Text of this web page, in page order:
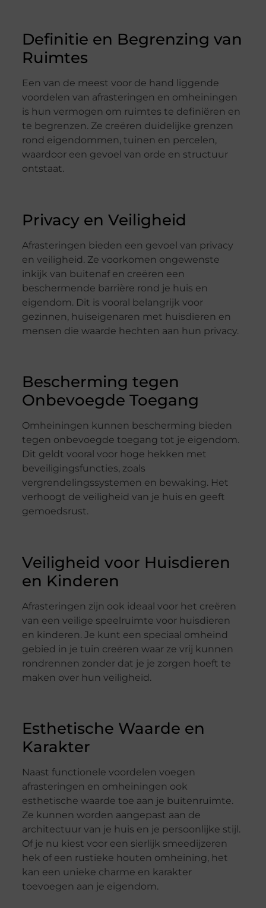
Definitie en Begrenzing van
Ruimtes
Een van de meest voor de hand liggende
voordelen van afrasteringen en omheiningen
is hun vermogen om ruimtes te definiëren en
te begrenzen. Ze creëren duidelijke grenzen
rond eigendommen, tuinen en percelen,
waardoor een gevoel van orde en structuur
ontstaat.
Privacy en Veiligheid
Afrasteringen bieden een gevoel van privacy
en veiligheid. Ze voorkomen ongewenste
inkijk van buitenaf en creëren een
beschermende barrière rond je huis en
eigendom. Dit is vooral belangrijk voor
gezinnen, huiseigenaren met huisdieren en
mensen die waarde hechten aan hun privacy.
Bescherming tegen
Onbevoegde Toegang
Omheiningen kunnen bescherming bieden
tegen onbevoegde toegang tot je eigendom.
Dit geldt vooral voor hoge hekken met
beveiligingsfuncties, zoals
vergrendelingssystemen en bewaking. Het
verhoogt de veiligheid van je huis en geeft
gemoedsrust.
Veiligheid voor Huisdieren
en Kinderen
Afrasteringen zijn ook ideaal voor het creëren
van een veilige speelruimte voor huisdieren
en kinderen. Je kunt een speciaal omheind
gebied in je tuin creëren waar ze vrij kunnen
rondrennen zonder dat je je zorgen hoeft te
maken over hun veiligheid.
Esthetische Waarde en
Karakter
Naast functionele voordelen voegen
afrasteringen en omheiningen ook
esthetische waarde toe aan je buitenruimte.
Ze kunnen worden aangepast aan de
architectuur van je huis en je persoonlijke stijl.
Of je nu kiest voor een sierlijk smeedijzeren
hek of een rustieke houten omheining, het
kan een unieke charme en karakter
toevoegen aan je eigendom.